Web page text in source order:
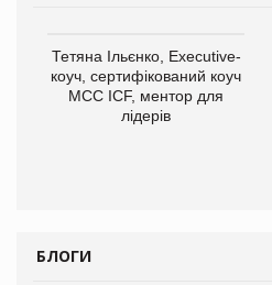
Тетяна Ільєнко, Executive-
коуч, сертифікований коуч
МСС ICF, ментор для
лідерів
БЛОГИ